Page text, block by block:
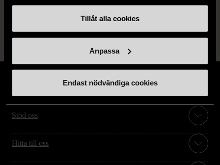
Tillåt alla cookies
Anpassa
Endast nödvändiga cookies
Stöd oss
Hitta till oss